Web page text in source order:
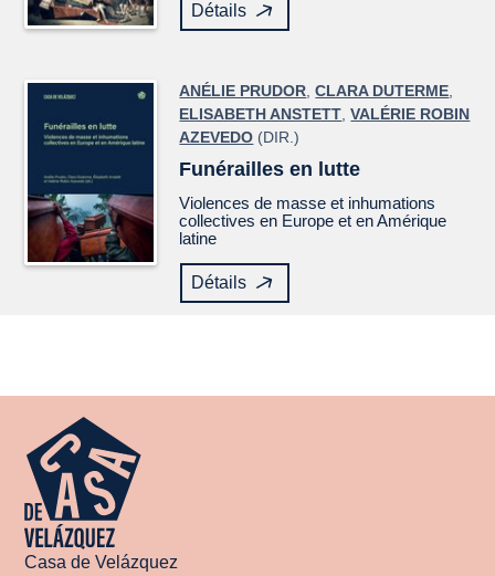
Détails
ANÉLIE PRUDOR,CLARA DUTERME,
ELISABETH ANSTETT,VALÉRIE ROBIN
AZEVEDO (DIR.)
Funérailles en lutte
Violences de masse et inhumations
collectives en Europe et en Amérique
latine
Détails
Casa de Velázquez